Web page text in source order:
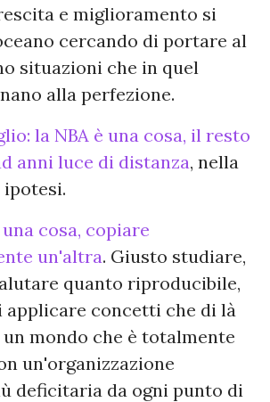
e miglioramento si
cercando di portare al
situazioni che in quel
alla perfezione.
la NBA è una cosa, il resto
anni luce di distanza, nella
cosa, copiare
un'altra. Giusto studiare,
quanto riproducibile,
applicare concetti che di là
mondo che è totalmente
un'organizzazione
deficitaria da ogni punto di